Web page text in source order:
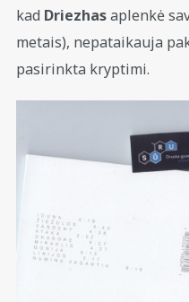
kad Driezhasaplenkė
metais), nepataikauja
pasirinkta kryptimi.